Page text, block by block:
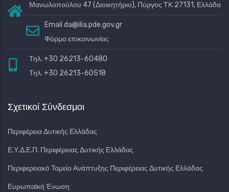
Μανωλοπούλου 47 (Διοικητήριο), Πύργος ΤΚ 27131, Ελλάδα
Email da@ilia.pde.gov.gr
Φόρμα επικοινωνίας
Τηλ. +30 26213-60480
Τηλ. +30 26213-60518
Σχετικοί Σύνδεσμοι
Περιφέρεια Δυτικής Ελλάδας
Ε.Υ.Δ.Ε.Π. Περιφέρειας Δυτικής Ελλάδας
Περιφερειακό Ταμείο Ανάπτυξης Περιφέρειας Δυτικής Ελλάδας
Ευρωπαϊκή Ένωση